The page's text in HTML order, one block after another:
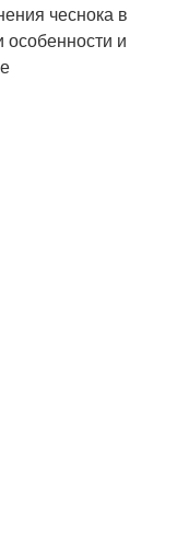
чеснока в
особенности и